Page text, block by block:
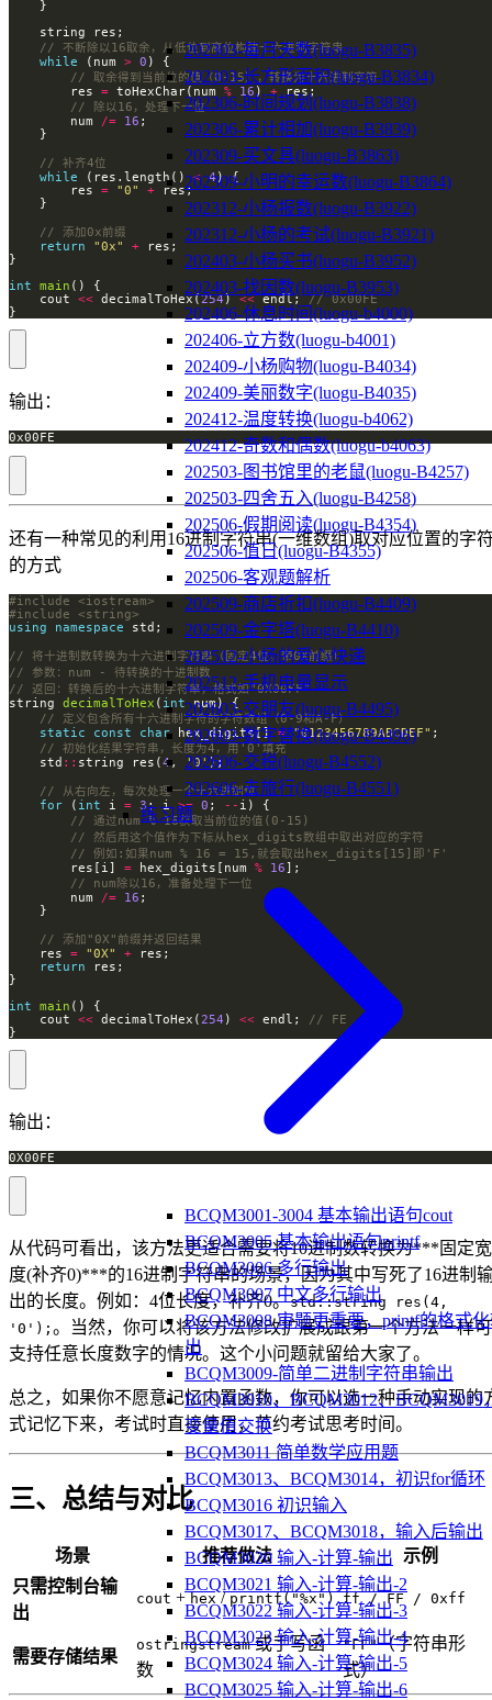
202303-每月天数(luogu-B3835)
202303-长方形面积(luogu-B3834)
202306-时间规划(luogu-B3838)
202306-累计相加(luogu-B3839)
202309-买文具(luogu-B3863)
202309-小明的幸运数(luogu-B3864)
202312-小杨报数(luogu-B3922)
202312-小杨的考试(luogu-B3921)
202403-小杨买书(luogu-B3952)
202403-找因数(luogu-B3953)
202406-休息时间(luogu-b4000)
202406-立方数(luogu-b4001)
202409-小杨购物(luogu-B4034)
202409-美丽数字(luogu-B4035)
202412-温度转换(luogu-b4062)
202412-奇数和偶数(luogu-b4063)
202503-图书馆里的老鼠(luogu-B4257)
202503-四舍五入(luogu-B4258)
202506-假期阅读(luogu-B4354)
202506-值日(luogu-B4355)
202506-客观题解析
202509-商店折扣(luogu-B4409)
202509-金字塔(luogu-B4410)
202512-小杨的爱心快递
202512-手机电量显示
202603-交朋友(luogu-B4495)
202603-数字替换(luogu-B4496)
202606-交税(luogu-B4552)
202606-去旅行(luogu-B4551)
练习题
BCQM3001-3004 基本输出语句cout
BCQM3005 基本输出语句printf
BCQM3006 多行输出
BCQM3007 中文多行输出
BCQM3008 审题更重要，printf的格式
出
BCQM3009-简单二进制字符串输出
BCQM3010、BCQM3012、BCQM3019
变量值交换
BCQM3011 简单数学应用题
BCQM3013、BCQM3014，初识for循环
BCQM3016 初识输入
BCQM3017、BCQM3018，输入后输出
BCQM3020 输入-计算-输出
BCQM3021 输入-计算-输出-2
BCQM3022 输入-计算-输出-3
BCQM3023 输入-计算-输出-4
BCQM3024 输入-计算-输出-5
BCQM3025 输入-计算-输出-6
while (num > 0
        res
= toHexChar(num % 16) +
        num
/= 16
while (res.length() < 4
        res
= "0" +
return
"0x" +
int
main
    cout
<< decimalToHex(254) << endl;
}
输出：
0x00FE
还有一种常见的利用16进制字符串(一维数组)取对应位置的字
的方式
#include
<iostream>
#include
<string>
using
namespace
string decimalToHex ( int
static
const char hex_digits[] = "0123456789ABCDEF"
    std
:: string res(4, '0'
for ( int i = 3; i >= 0 ; --
        res[i]
= hex_digits[num % 16
        num
/= 16
    res
= "0X" +
return
int
main
    cout
<< decimalToHex(254 ) << endl;
}
输出：
0X00FE
从代码可看出，该方法更适合需要将10进制数转换为***固定宽
度(补齐0)***的16进制字符串的场景，因为其中写死了16进制
出的长度。例如：4位长度，补齐0。std::string res(4,
'0'); 。当然，你可以将该方法修改扩展成跟第一个方法一样可
支持任意长度数字的情况。这个小问题就留给大家了。
总之，如果你不愿意记忆内置函数，你可以选一种手动实现的
式记忆下来，考试时直接使用，节约考试思考时间。
三、总结与对比
场景 推荐做法
示例
只需控制台输
出
cout +hex/printf("%x") ff / FF / 0xff
需要存储结果
ostringstream或手写函
数
"FF"（字符串形
式）